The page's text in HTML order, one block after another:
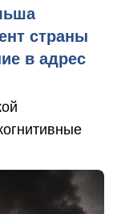
страны
в адрес